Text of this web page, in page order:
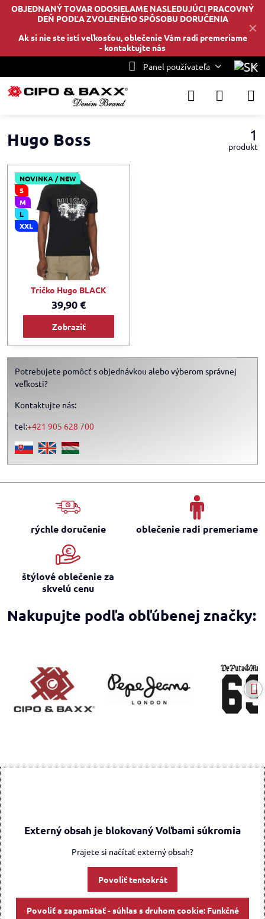
✕
OBJEDNANÝ TOVAR ODOSIELAME NASLEDUJÚCI PRACOVNÝ
DEŇ PODĽA ZVOLENÉHO SPÔSOBU DORUČENIA
Ak si nie ste istí veľkosťou, oblečenie Vám radi premeriame
- kontaktujte nás
Panel používateľa
Hugo Boss 1
produkt
NOVINKA / NEW
S
M
L
XXL
Tričko Hugo BLACK
39,90 €
Zobraziť
Potrebujete pomôcť s objednávkou alebo výberom správnej
veľkosti?
Kontaktujte nás:
tel:+421 905 628 700
rýchle doručenie oblečenie radi premeriame
štýlové oblečenie za
skvelú cenu
Nakupujte podľa obľúbenej značky:
Externý obsah je blokovaný Voľbami súkromia
Prajete si načítať externý obsah?
Povoliť tentokrát
Povoliť a zapamätať - súhlas s druhom cookie: Funkčné